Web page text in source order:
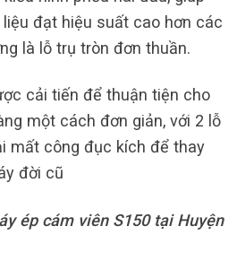
đạt hiệu suất cao hơn các
là lỗ trụ tròn đơn thuần.
cải tiến để thuận tiện cho
một cách đơn giản, với 2 lỗ
mất công đục kích để thay
đời cũ
ép cám viên S150 tại Huyện